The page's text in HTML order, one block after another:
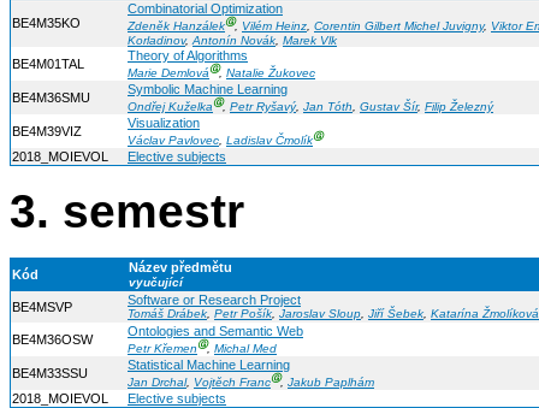
BE4M35KO
Combinatorial Optimization
Zdeněk HanzálekⒼ, Vilém Heinz, Corentin Gilbert Michel Juvigny, Viktor
Korladinov, Antonín Novák Marek Vlk
BE4M01TAL
Theory of Algorithms
Marie DemlováⒼ, Natalie Žukovec
BE4M36SMU
Symbolic Machine Learning
Ondřej KuželkaⒼ, Petr Ryšavý, Jan Tóth, Gustav Šír, Filip Železný
BE4M39VIZ
Visualization
Václav Pavlovec, Ladislav ČmolíkⒼ
2018_MOIEVOL Elective subjects
3. semestr
Kód Název předmětu
vyučující
BE4MSVP Software or Research Project
Tomáš Drábek, Petr Pošík, Jaroslav Sloup, Jiří Šebek, Katarína Žmolíková
BE4M36OSW
Ontologies and Semantic Web
Petr KřemenⒼ, Michal Med
BE4M33SSU
Statistical Machine Learning
Jan Drchal, Vojtěch FrancⒼ, Jakub Paplhám
2018_MOIEVOL Elective subjects